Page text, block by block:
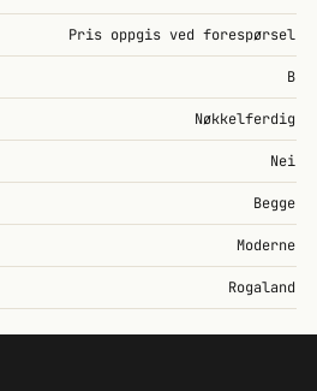
Pris oppgis ved forespørsel
B
Nøkkelferdig
Nei
Begge
Moderne
Rogaland